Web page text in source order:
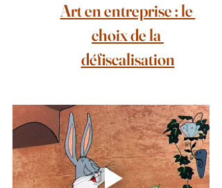
Art en entreprise : le
choix de la
défiscalisation